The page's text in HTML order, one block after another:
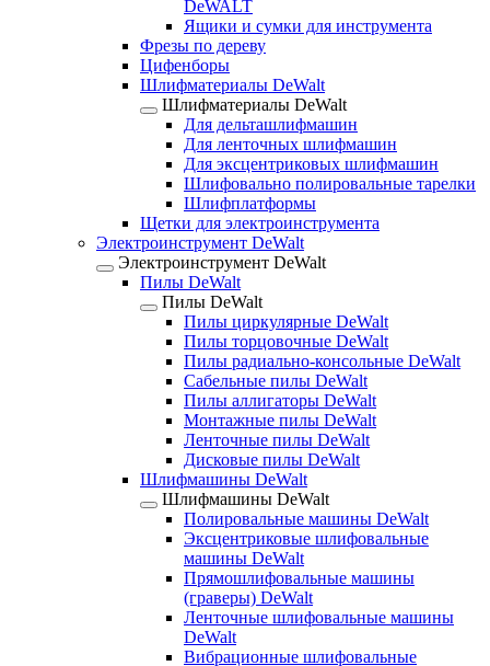
DeWALT
Ящики и сумки для инструмента
Фрезы по дереву
Цифенборы
Шлифматериалы DeWalt
Шлифматериалы DeWalt
Для дельташлифмашин
Для ленточных шлифмашин
Для эксцентриковых шлифмашин
Шлифовально полировальные тарелки
Шлифплатформы
Щетки для электроинструмента
Электроинструмент DeWalt
Электроинструмент DeWalt
Пилы DeWalt
Пилы DeWalt
Пилы циркулярные DeWalt
Пилы торцовочные DeWalt
Пилы радиально-консольные DeWalt
Сабельные пилы DeWalt
Пилы аллигаторы DeWalt
Монтажные пилы DeWalt
Ленточные пилы DeWalt
Дисковые пилы DeWalt
Шлифмашины DeWalt
Шлифмашины DeWalt
Полировальные машины DeWalt
Эксцентриковые шлифовальные
машины DeWalt
Прямошлифовальные машины
(граверы) DeWalt
Ленточные шлифовальные машины
DeWalt
Вибрационные шлифовальные